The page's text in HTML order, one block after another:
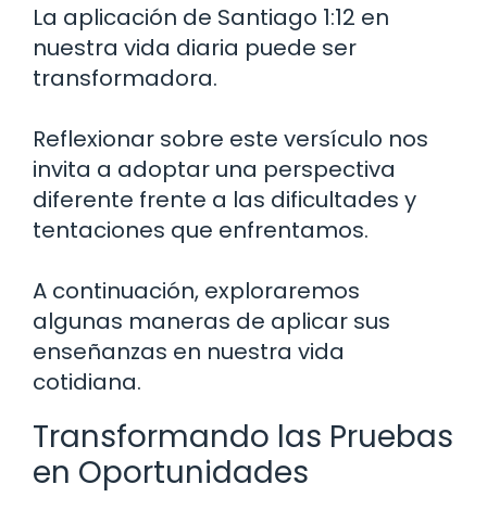
La aplicación de Santiago 1:12 en
nuestra vida diaria puede ser
transformadora.
Reflexionar sobre este versículo nos
invita a adoptar una perspectiva
diferente frente a las dificultades y
tentaciones que enfrentamos.
A continuación, exploraremos
algunas maneras de aplicar sus
enseñanzas en nuestra vida
cotidiana.
Transformando las Pruebas
en Oportunidades